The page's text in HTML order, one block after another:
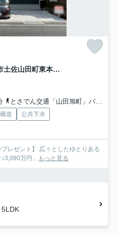
「5LDK 駅まですぐ」香美市土佐山田町東本町第1号棟
とさでん交通「山田旭町」バス停下車 徒歩2分
造
公共下水
レゼント】 広々としたゆとりある
万円... もっと見る